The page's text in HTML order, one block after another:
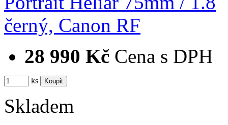
28 990 Kč Cena s DPH
ks
Skladem